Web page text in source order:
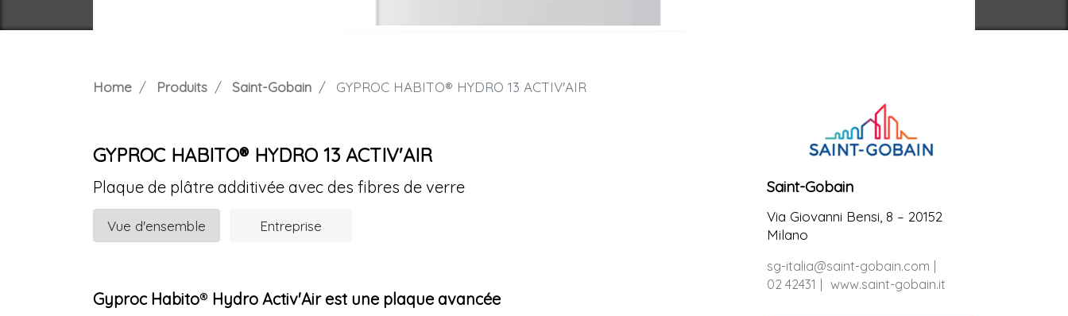
Home Produits Saint-Gobain GYPROC HABITO® HYDRO 13 ACTIV'AIR
GYPROC HABITO® HYDRO 13 ACTIV'AIR
Plaque de plâtre additivée avec des fibres de verre
Vue d'ensemble Entreprise
Gyproc Habito® Hydro Activ'Air est une plaque avancée
Saint-Gobain
Via Giovanni Bensi, 8 – 20152
Milano
sg-italia@saint-gobain.com
02 42431
www.saint-gobain.it